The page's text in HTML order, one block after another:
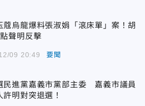
蔻烏龍爆料張淑娟「滾床單」案！胡
聲明反擊
09 20:49 要聞
民進黨嘉義市黨部主委 嘉義市議員
許明對突退選！